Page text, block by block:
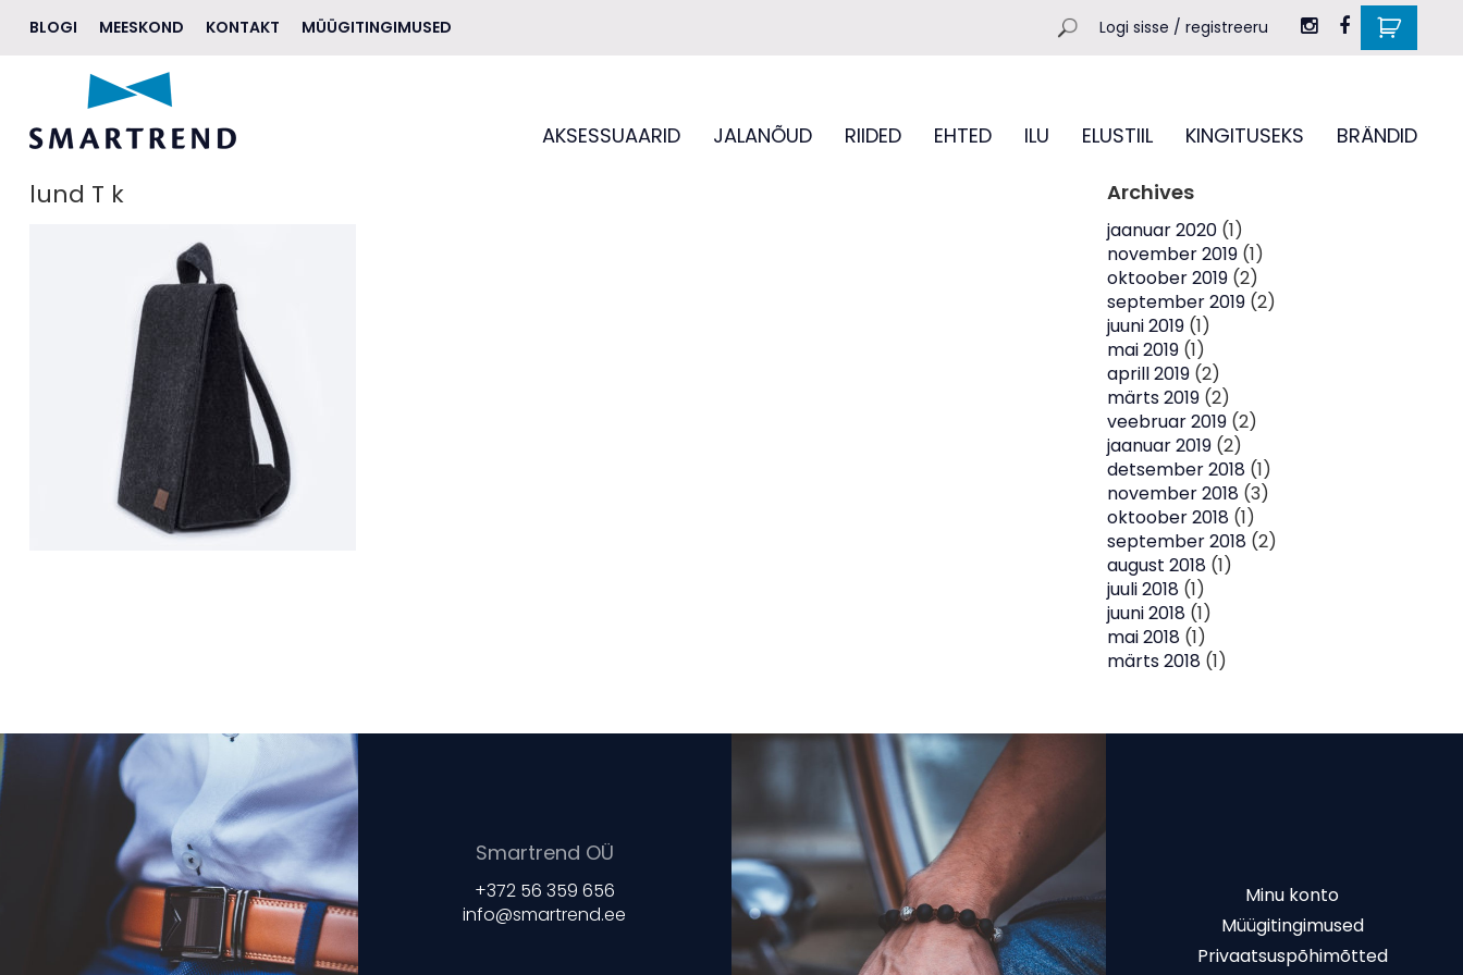
AKSESSUAARID
JALANÕUD
RIIDED
Logi sisse / registreeru
BLOGI MEESKOND KONTAKT MÜÜGITINGIMUSED
AKSESSUAARID JALANÕUD RIIDED EHTED ILU ELUSTIIL KINGITUSEKS BRÄNDID
lund T k Archives
jaanuar 2020 (1)
november 2019 (1)
oktoober 2019 (2)
september 2019 (2)
juuni 2019 (1)
mai 2019 (1)
aprill 2019 (2)
märts 2019 (2)
veebruar 2019 (2)
jaanuar 2019 (2)
detsember 2018 (1)
november 2018 (3)
oktoober 2018 (1)
september 2018 (2)
august 2018 (1)
juuli 2018 (1)
juuni 2018 (1)
mai 2018 (1)
märts 2018 (1)
Smartrend OÜ
+372 56 359 656
info@smartrend.ee
Minu konto
Müügitingimused
Privaatsuspõhimõtted